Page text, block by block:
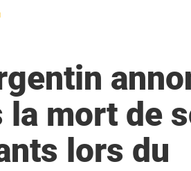
mort de
lors du